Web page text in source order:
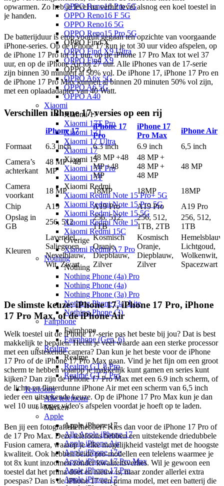
OPPO Reno16 Pro 5G
OPPO Reno16 F 5G
OPPO Reno16 5G
OPPO Reno15 Pro 5G
OPPO Find X
OPPO Find X9 Ultra
OPPO Find X9
OPPO A
OPPO A6x 5G
OPPO A6 5G
OPPO A40
Xiaomi
Xiaomi 17
Xiaomi 17T Pro
Xiaomi 17T
Xiaomi 17 Ultra
Xiaomi 17
Xiaomi 15
Xiaomi 15T Pro
Xiaomi 15T
Xiaomi Redmi
Xiaomi Redmi Note 15 Pro+ 5G
Xiaomi Redmi Note 15 Pro 5G
Xiaomi Redmi Note 15 5G
Xiaomi Redmi Note 15
Xiaomi Redmi 15C
Overige
Xiaomi Redmi A7 Pro
Nothing
Nothing
Nothing Phone (4a) Pro
Nothing Phone (4a)
Nothing Phone (3a) Pro
Nothing Phone (3a) Lite
Nothing Phone (3)
Fairphone
Fairphone
Fairphone (Gen. 6)
Realme
Realme
Realme GT 8 Pro
Realme GT 7 Pro
Telefoons
Alle telefoons
Merken
Apple
Apple iPhone 17
Alle Apple iPhone 17
Apple iPhone Air
Apple iPhone 17e
Apple iPhone 17 Pro Max
Apple iPhone 17 Pro
Apple iPhone 17
opwarmen. Zo heb je level na verhit level alsnog een koel toestel in
je handen.
De batterijduur is erop vooruit gegaan ten opzichte van voorgaande
iPhone-series. Op de iPhone 17 kun je tot 30 uur video afspelen, op
de iPhone 17 Pro tot 31 uur, op de iPhone 17 Pro Max tot wel 37
uur, en op de iPhone Air tot 27 uur. Alle iPhones van de 17-serie
zijn binnen 30 minuten al 50% vol. De iPhone 17, iPhone 17 Pro en
de iPhone 17 Pro Max kunnen al binnen 20 minuten 50% vol zijn,
met een oplaadadapter van 40 Watt.
Verschillen iPhone 17-versies op een rij
iPhone 17
iPhone 17
Pro
iPhone 17
Pro Max
iPhone Air
Formaat
6.3 inch 6.3 inch 6.9 inch
6,5 inch
Camera’s
achterkant
48 MP +48
MP
48 MP +48
MP +48
MP
48 MP +
48 MP +
48 MP
48 MP
Camera
voorkant
18 MP 18MP 18MP
18MP
Chip
A19 A19 Pro A19 Pro
A19 Pro
Opslag in
GB
256, 512
256, 512,
1TB
256, 512,
1TB, 2TB
256, 512,
1TB
Kleuren
Lavendel,
Saliegroen,
Nevelblauw,
Wit, Zwart
Kosmisch
Oranje,
Diepblauw,
Zilver
Kosmisch
Oranje,
Diepblauw,
Zilver
Lichtgoud,
Wolkenwit,
Spacezwart
De slimste keuze: iPhone 17, iPhone 17 Pro, iPhone
17 Pro Max, of de iPhone Air
Welk toestel uit de iPhone 17-serie pas het beste bij jou? Dat is best
makkelijk te bepalen. Hecht je veel waarde aan een sterke processor
met een uitstekende camera? Dan kun je het beste voor de iPhone
17 Pro of de iPhone 17 Pro Max gaan. Vind je het fijn om een groot
scherm te hebben waarop je makkelijk kunt gamen en series kunt
kijken? Dan zijn de iPhone 17 Pro Max met een 6.9 inch scherm, of
de lichte en flinterdunne iPhone Air met een scherm van 6,5 inch
ieder een uitstekende keuze. Op de iPhone 17 Pro Max kun je dan
wel 10 uur langer video's afspelen voordat je hoeft op te laden.
Ben jij een fotografieliefhebber? Kies dan voor de iPhone 17 Pro of
de 17 Pro Max. Deze telefoons hebben een uitstekende driedubbele
Fusion camera, waarop je elke mogelijkheid vastelgt met de hoogste
kwaliteit. Ook hebben beide pro-modellen een telelens waarmee je
tot 8x kunt inzoomen zonder kwaliteitsverlies. Wil je gewoon een
toestel dat het prima doet en nieuw is, maar zonder allerlei extra
poespas? Dan is de iPhone 17 een prima model, met een batterij die